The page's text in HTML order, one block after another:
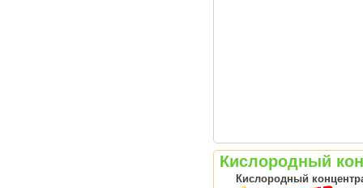
Кислородный
Кислородный